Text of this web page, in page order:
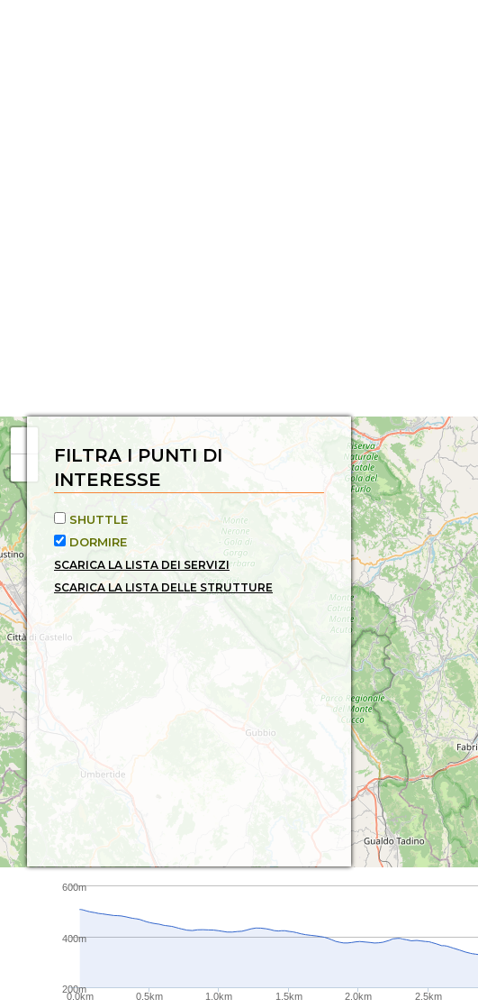
0.0km 0.5km 1.0km 1.5km 2.0km 2.5km
200m
400m
600m
FILTRA I PUNTI DI
INTERESSE
SHUTTLE
DORMIRE
SCARICA LA LISTA DEI SERVIZI
SCARICA LA LISTA DELLE STRUTTURE